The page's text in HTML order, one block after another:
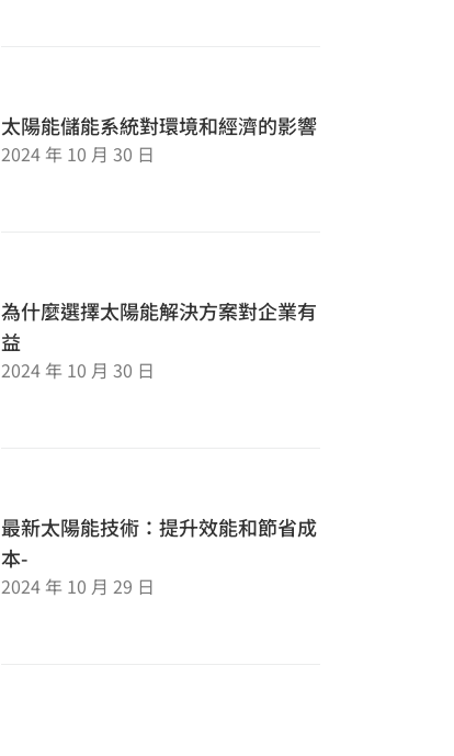
太陽能儲能系統對環境和經濟的影響
2024 年 10 月 30 日
為什麼選擇太陽能解決方案對企業有
益
2024 年 10 月 30 日
最新太陽能技術：提升效能和節省成
本-
2024 年 10 月 29 日